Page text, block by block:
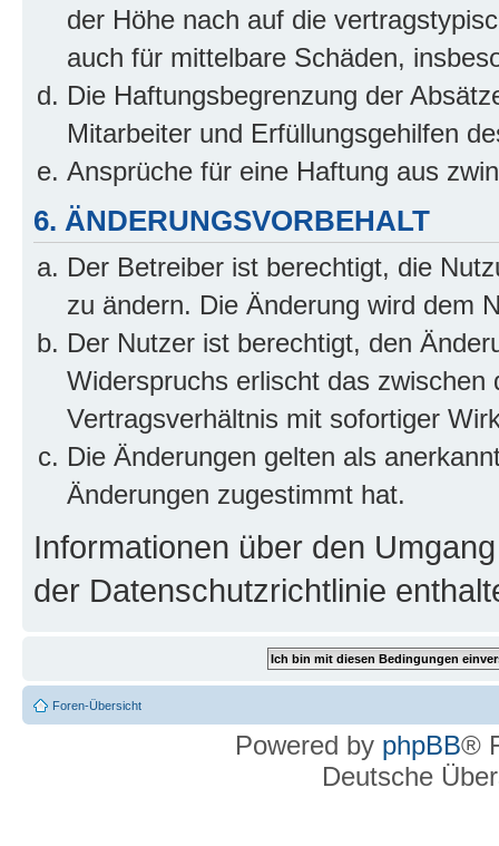
der Höhe nach auf die
auch für mittelbare Schäden,
Die Haftungsbegrenzung der
Mitarbeiter und Erfüllungsgehilfen
Ansprüche für eine Haftung aus
6. ÄNDERUNGSVORBEHALT
Der Betreiber ist berechtigt, die
zu ändern. Die Änderung wird dem
Der Nutzer ist berechtigt, den
Widerspruchs erlischt das
Vertragsverhältnis mit sofortiger
Die Änderungen gelten als
Änderungen zugestimmt hat.
Informationen über den
der Datenschutzrichtlinie
Foren-Übersicht
Powered by phpBB®
Deutsche